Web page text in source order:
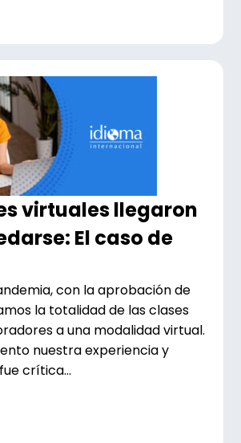
virtuales llegaron
El caso de
con la aprobación de
la totalidad de las clases
a una modalidad virtual.
nuestra experiencia y
crítica...